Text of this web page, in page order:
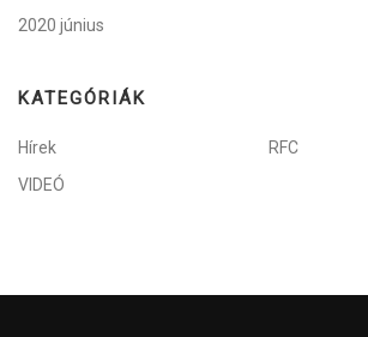
2020 június
KATEGÓRIÁK
Hírek
RFC
VIDEÓ